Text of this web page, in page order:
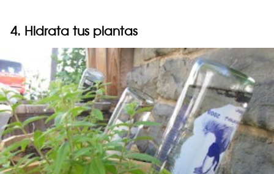
4. Hidrata tus plantas